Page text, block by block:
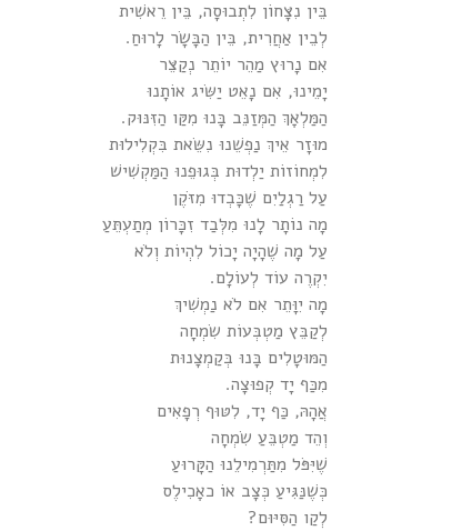
בֵּין נִצָּחוֹן לִתְבוּסָה, בֵּין רֵאשִׁית
לְבֵין אַחֲרִית, בֵּין הַבָּשָׂר לָרוּחַ.
אִם נָרוּץ מַהֵר יוֹתֵר נְקַצֵּר
יָמֵינוּ, אִם נָאֵט יַשִּׂיג אוֹתָנוּ
הַמַּלְאָךְ הַמְּזַנֵּב בָּנוּ מִקַּו הַזִּנּוּק.
מוּזָר אֵיךְ נַפְשֵׁנוּ נִשֵּׂאת בִּקְלִילוּת
לִמְחוֹזוֹת יַלְדוּת בְּגוּפֵנוּ הַמַּקְשִׁישׁ
עַל רַגְלַיִם שֶׁכָּבְדוּ מִזֹּקֶן
מָה נוֹתָר לָנוּ מִלְּבַד זִכָּרוֹן מְתַעְתֵּעַ
עַל מָה שֶׁהָיָה יָכוֹל לִהְיוֹת וְלֹא
יִקְרֶה עוֹד לְעוֹלָם.
מָה יִוָּתֵר אִם לֹא נַמְשִׁיךְ
לְקַבֵּץ מַטְבְּעוֹת שִׂמְחָה
הַמּוּטָלִים בָּנוּ בְּקַמְצָנוּת
מִכַּף יָד קְפוּצָה.
אֲהָהּ, כַּף יָד, לִטּוּף רְפָאִים
וְהֵד מַטְבֵּעַ שִׂמְחָה
שֶׁיִּפֹּל מִתַּרְמִילֵנוּ הַקָּרוּעַ
כְּשֶׁנַּגִּיעַ כְּצָב אוֹ כאָכִילֶס
לְקַו הַסִּיּוּם?